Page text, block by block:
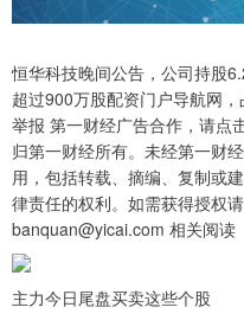
恒华科技晚间公告，公司持股
超过900万股配资门户导航网，
举报 第一财经广告合作，请点
归第一财经所有。未经第一财
用，包括转载、摘编、复制或
律责任的权利。如需获得授权
banquan@yicai.com 相关阅读
主力今日尾盘买卖这些个股